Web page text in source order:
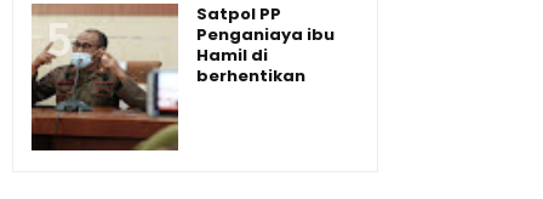
Satpol PP
Penganiaya ibu
Hamil di
berhentikan